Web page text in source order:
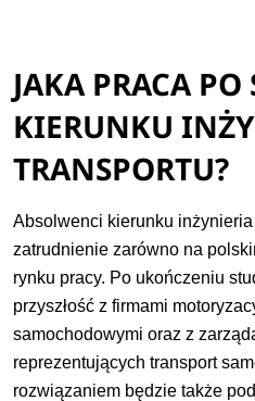
JAKA PRACA
KIERUNKU
TRANSPORTU?
Absolwenci kierunku
zatrudnienie zarówno na
rynku pracy. Po ukończeniu
przyszłość z firmami
samochodowymi oraz z
reprezentujących transport
rozwiązaniem będzie także